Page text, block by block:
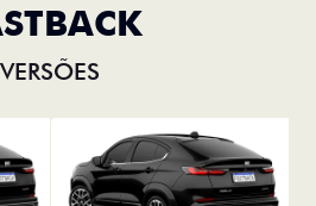
VERSÕES